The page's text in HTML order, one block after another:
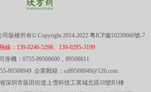
版權所有© Copyright 2014-2022 粵ICP備10239660號-7
線：139-0246-5298、139-0295-3199
座機：0755-89508600，89508611
89508949 企業郵箱：sz89508949@126.com
深圳市坂田街道上雪科技工業城北區10號B1棟